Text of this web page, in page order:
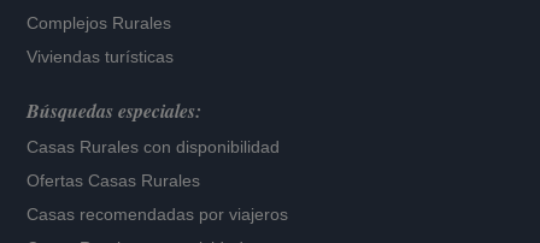
Complejos Rurales
Viviendas turísticas
Búsquedas especiales:
Casas Rurales con disponibilidad
Ofertas Casas Rurales
Casas recomendadas por viajeros